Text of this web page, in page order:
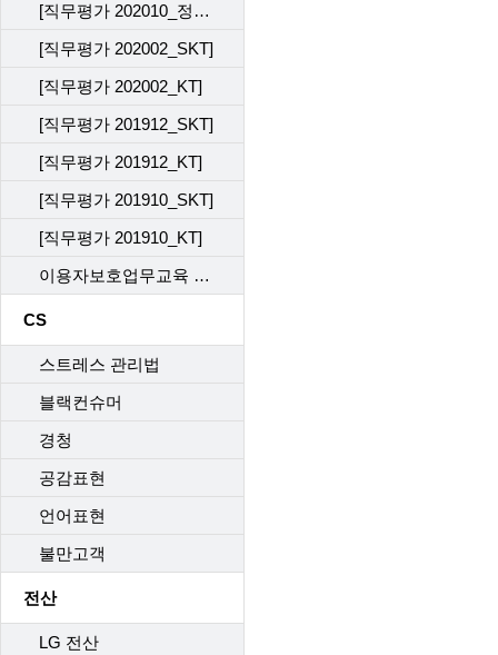
[직무평가 202010_정기평가 전산 테스트]
[직무평가 202002_SKT]
[직무평가 202002_KT]
[직무평가 201912_SKT]
[직무평가 201912_KT]
[직무평가 201910_SKT]
[직무평가 201910_KT]
이용자보호업무교육 사후관리 직무평가 202302_KT
CS
스트레스 관리법
블랙컨슈머
경청
공감표현
언어표현
불만고객
전산
LG 전산